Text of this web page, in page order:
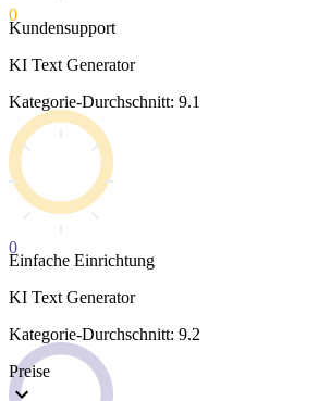
0
Kundensupport
KI Text Generator
Kategorie-Durchschnitt: 9.1
0
Einfache Einrichtung
KI Text Generator
Kategorie-Durchschnitt: 9.2
Preise